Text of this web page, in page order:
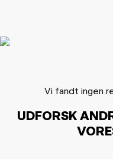
Vi fandt ingen
UDFORSK